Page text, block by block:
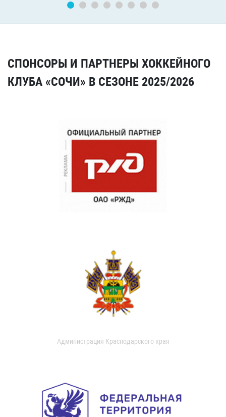
СПОНСОРЫ И ПАРТНЕРЫ ХОККЕЙНОГО
КЛУБА «СОЧИ» В СЕЗОНЕ 2025/2026
Администрация Краснодарского края